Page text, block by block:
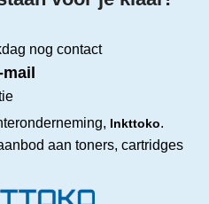
nog contact
mail
Inkttoko.
aan toners, cartridges